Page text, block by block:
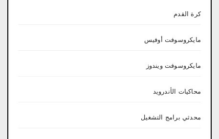
كرة القدم
مايكروسوفت أوفيس
مايكروسوفت ويندوز
محاكيات الأندرويد
محدثي برامج التشغيل